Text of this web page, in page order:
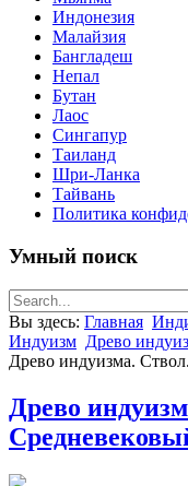
Индонезия
Малайзия
Бангладеш
Непал
Бутан
Лаос
Сингапур
Таиланд
Шри-Ланка
Тайвань
Политика
Умный поиск
Вы здесь: Главная
Индуизм Древо
Древо индуизма.
Древо